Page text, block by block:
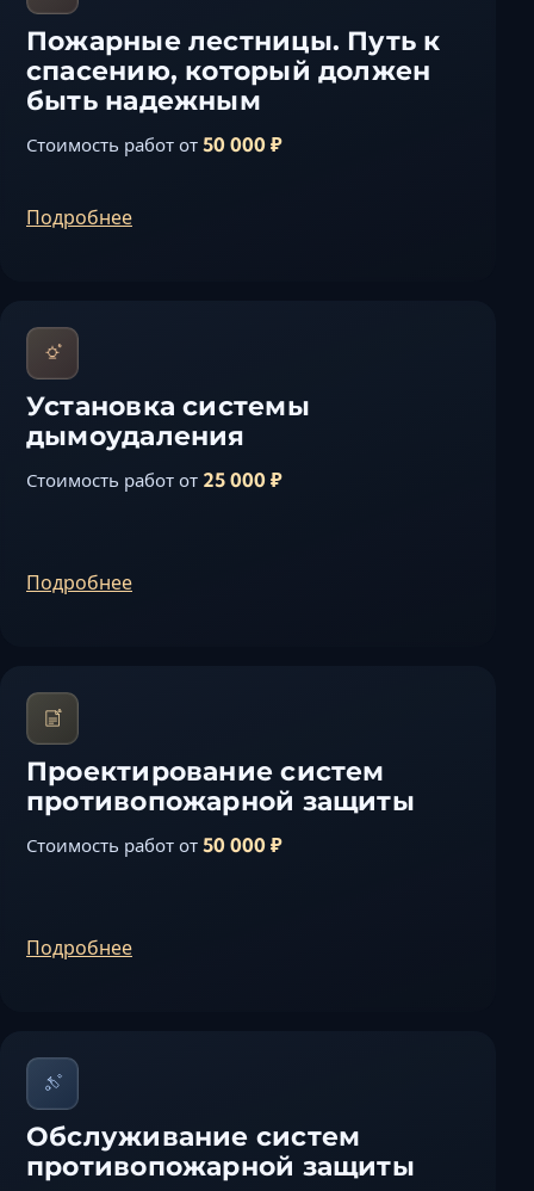
Пожарные лестницы. Путь к
спасению, который должен
быть надежным
Стоимость работ от 50 000 ₽
Подробнее
Установка системы
дымоудаления
Стоимость работ от 25 000 ₽
Подробнее
Проектирование систем
противопожарной защиты
Стоимость работ от 50 000 ₽
Подробнее
Обслуживание систем
противопожарной защиты